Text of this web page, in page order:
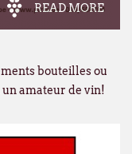
READ MORE
bouteilles ou
amateur de vin!